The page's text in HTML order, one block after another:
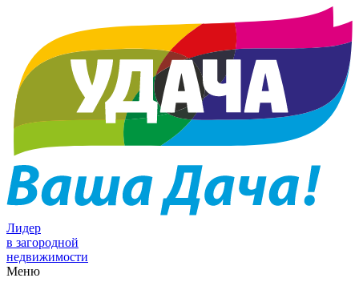
Лидер
в загородной
недвижимости
Меню